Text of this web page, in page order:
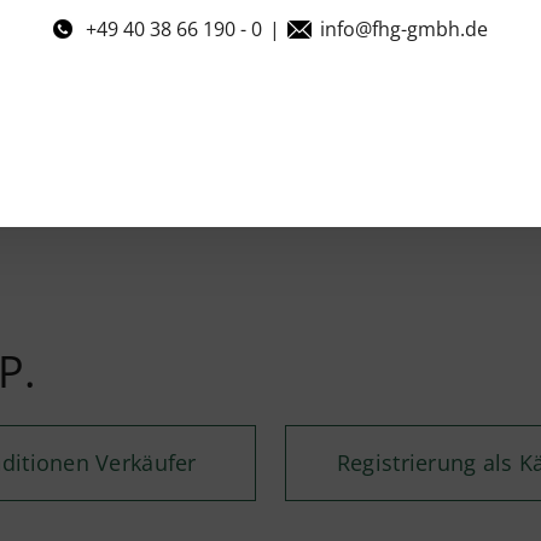
+49 40 38 66 190 - 0 | info@fhg-gmbh.de
Verkäufer Registrierung als